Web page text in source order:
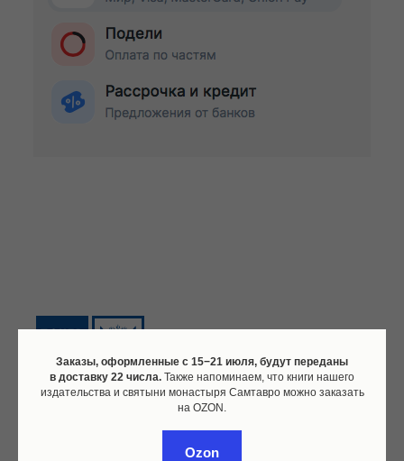
Заказы, оформленные c 15−21 июля, будут переданы
в доставку 22 числа. Также напоминаем, что книги нашего
издательства и святыни монастыря Самтавро можно заказать
на OZON.
Ozon
Почта России